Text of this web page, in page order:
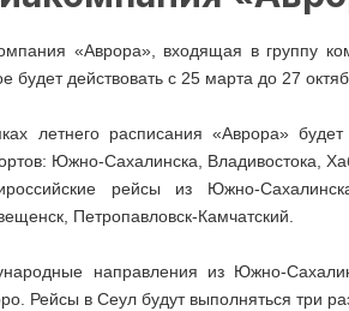
«Аврора», входящая в группу
будет действовать с 25 марта до 27
летнего расписания «Аврора»
Южно-Сахалинска, Владивостока,
рейсы из Южно-
Петропавловск-Камчатский.
направления из Южно-
Рейсы в Сеул будут выполняться три